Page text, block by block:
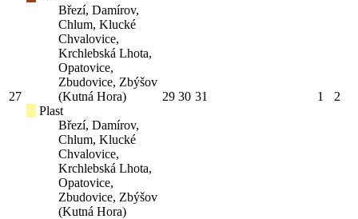
27
Březí, Damírov,
Chlum, Klucké
Chvalovice,
Krchlebská Lhota,
Opatovice,
Zbudovice, Zbýšov
(Kutná Hora)
Plast
Březí, Damírov,
Chlum, Klucké
Chvalovice,
Krchlebská Lhota,
Opatovice,
Zbudovice, Zbýšov
(Kutná Hora)
29 30 31 1 2